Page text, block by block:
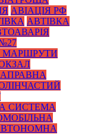
АВІАЦІЯ РФ
АВТІВКА
МАРШРУТИ
СИСТЕМА